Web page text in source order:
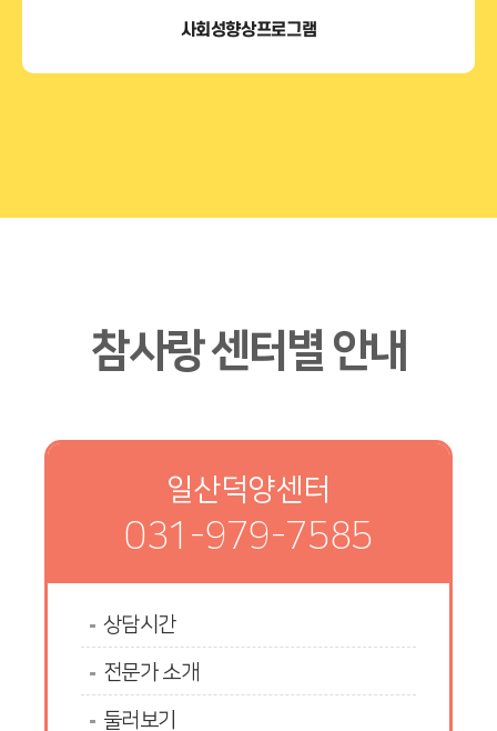
사회성향상프로그램
참사랑 센터별 안내
일산덕양센터
031-979-7585
상담시간
전문가 소개
둘러보기